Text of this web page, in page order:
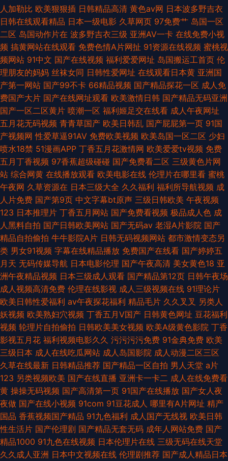
人加勒比 欧美狠狠插 日韩精品高清 黄色av网 日本波多野吉衣
日韩在线观看精品 日本一级电影 久草网页 97免费艹 岛国一区
二区 岛国动作片在 波多野吉衣三级 亚洲AV一卡 在线免费小视
频 搞黄网站在线观看 免费色情A片网扯 91资源在线视频 蜜桃视
频网站 91中文 国产在线视频 福利爱爱网址 岛国搬运工首页 伦
理朋友的妈妈 丝袜女同 日韩性爱网址 在线观看日本黄 亚洲国
产第一网站 国产99不卡 66精品视频 国产精品探花一区 成人免
费国产大片 国产在线网址观看 欧美激情日韩 国产精品无码亚洲
国产一区二区黄片 喷潮一区 福利姬足交在线看 成人午夜网址
五月花无码视频 青青草国产 欧美日韩乱 国产屁屁第一页 91国
产视频网 性爱草逼91AV 免费欧美视频 欧美岛国一区二区 少妇
喷水18禁 51漫画APP 丁香五月花激情网 欧美爱爱tv视频 免费
五月丁香视频 97香蕉超级碰碰 国产免费看二区 三级黄色片网
站 综合网黄 在线播放观看 欧美电影在线 伦理片在哪里看 蜜桃
午夜网 久草资源在 日本三级大全 久久福利 福利所导航视频 成
人片免费 国产第9页 中文字幕bt原声 三级日韩欧美 午夜视频
123 日本推理片 丁香五月网站 国产免费看视频 极品成人色 成
人黑料自拍 国产日韩欧美网站 国产无码av 老湿A片影院 国产
精品自拍偷拍 牛牛影院A片 日韩无码视频网站 都市激情变态另
类 男女91视频 字幕在线精品播放 免费国产在线看 国产婷婷五
月天 无码传媒导航 日本电影伦理 国产午夜高清 美女黄色18 亚
洲午夜精品视频 日本三级成人观看 国产精品第12页 日韩午夜场
成人视频高清免费 伦理在线影视 成人三级视频在线 91理论片
欧美日韩性爱福利 av午夜探花福利 精品毛片 久久叉叉 另类人
妖视频 欧美熟妇穴视频 丁香五月V国产 日韩黄色网址 豆花福利
视频 轮理片自拍偷拍 日韩欧美美女视频 欧美A级黄色影院 丁香
影视五月花 福利视频电影久久 污污污污免费 91金典免费 欧美
三级日本 成人在线吃瓜网站 成人岛国影院 成人动漫二区三区
久草在线最新 日韩精品推荐 国产精品一区自拍 男人天堂 a片
123 另类视频欧美 国产在线直播 亚洲卡一卡二 成人在线免费看
黄 操操无码视频 国产高清第一页 91国产在线播放 国产女人夜
夜做 国产在线小视频 91com 91豆花成人 哪里有A片网址 精产
国品 香蕉视频国产精品 91九色福利 成人国产无线视 欧美日韩
性生活片 国产伦理剧 国产精品无套无码 成年人网站免费 国产
精品1000 91九色在线视频 日本伦理片在线 三级无码在线天堂
久久成人亚洲 日本中文视频在线 伦理剧推荐 国产成人精品日本